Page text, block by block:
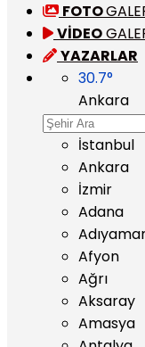
FOTO
VİDEO
YAZARLAR
30.7°
Ankara
İstanbul
Ankara
İzmir
Adana
Afyon
Ağrı
Aksaray
Amasya